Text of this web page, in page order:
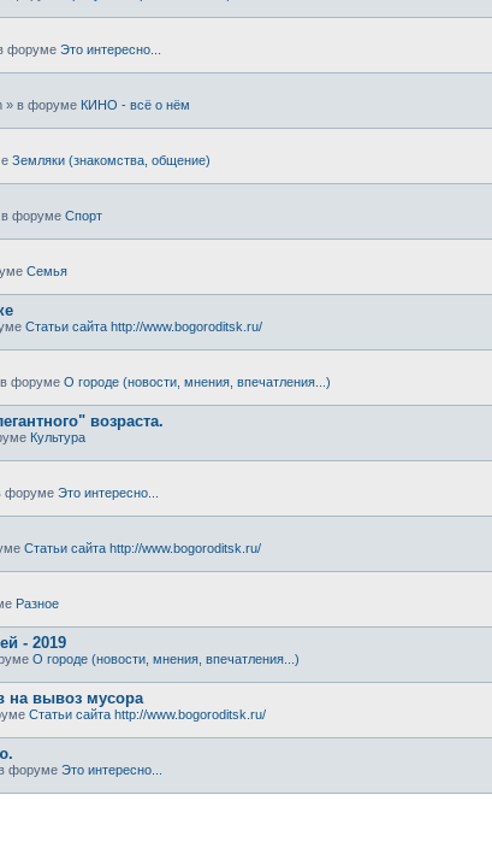
форуме Это интересно...
» в форуме КИНО - всё о нём
Земляки (знакомства, общение)
в форуме Спорт
Семья
Статьи сайта http://www.bogoroditsk.ru/
в форуме О городе (новости, мнения, впечатления...)
возраста.
Культура
форуме Это интересно...
Статьи сайта http://www.bogoroditsk.ru/
Разное
- 2019
О городе (новости, мнения, впечатления...)
на вывоз мусора
Статьи сайта http://www.bogoroditsk.ru/
форуме Это интересно...